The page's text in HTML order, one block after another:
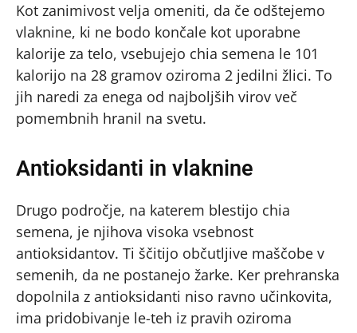
Kot zanimivost velja omeniti, da če odštejemo
vlaknine, ki ne bodo končale kot uporabne
kalorije za telo, vsebujejo chia semena le 101
kalorijo na 28 gramov oziroma 2 jedilni žlici. To
jih naredi za enega od najboljših virov več
pomembnih hranil na svetu.
Antioksidanti in vlaknine
Drugo področje, na katerem blestijo chia
semena, je njihova visoka vsebnost
antioksidantov. Ti ščitijo občutljive maščobe v
semenih, da ne postanejo žarke. Ker prehranska
dopolnila z antioksidanti niso ravno učinkovita,
ima pridobivanje le-teh iz pravih oziroma